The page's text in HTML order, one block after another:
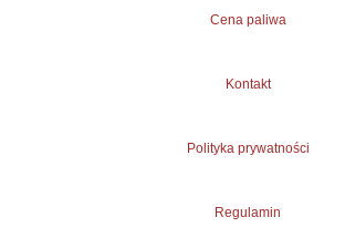
Cena paliwa
Kontakt
Polityka prywatności
Regulamin